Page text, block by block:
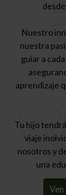
Nuestro
nuestra
guiar a
aprendizaje
Tu hijo
viaje
nosotros y
una
Ven